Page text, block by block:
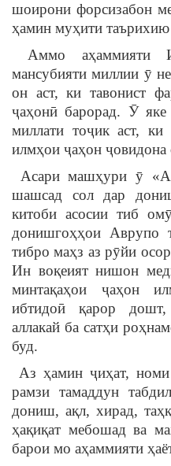
шоирони форсизабон
ҳамин муҳити таърихию
Аммо аҳаммияти
мансубияти миллии ӯ
он аст, ки тавонист
ҷаҳонӣ барорад. Ӯ яке
миллати тоҷик аст,
илмҳои ҷаҳон ҷовидона
Асари машҳури ӯ
шашсад сол дар
китоби асосии тиб
донишгоҳҳои Аврупо
тибро маҳз аз рӯйи
Ин воқеият нишон
минтақаҳои ҷаҳон
ибтидоӣ қарор
аллакай ба сатҳи
буд.
Аз ҳамин ҷиҳат,
рамзи тамаддун
дониш, ақл, хирад,
ҳақиқат мебошад ва
барои мо аҳаммияти